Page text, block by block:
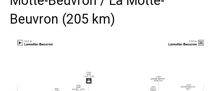
Beuvron (205 km)